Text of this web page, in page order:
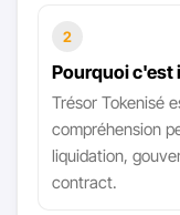
2
Pourquoi c'est
Trésor Tokenisé
compréhension
liquidation,
contract.